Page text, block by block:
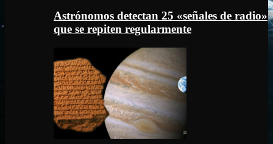
Astrónomos detectan 25 «señales de radio»
que se repiten regularmente